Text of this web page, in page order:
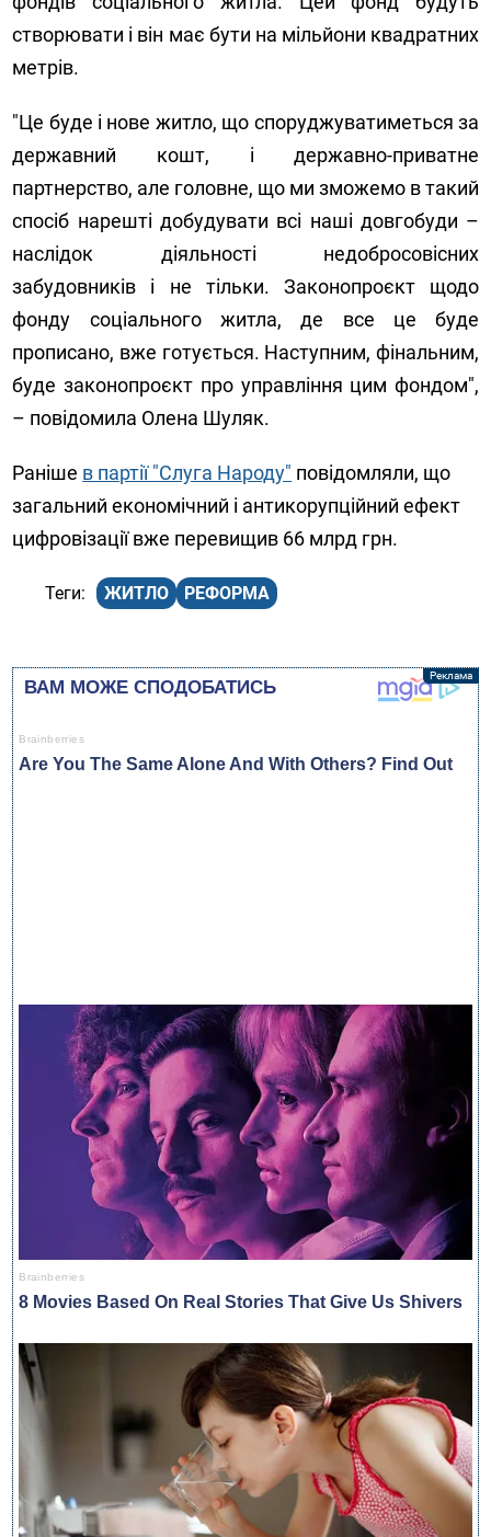
створювати і він має бути на мільйони квадратних
метрів.
"Це буде і нове житло, що споруджуватиметься за
державний кошт, і державно-приватне
партнерство, але головне, що ми зможемо в такий
спосіб нарешті добудувати всі наші довгобуди –
наслідок діяльності недобросовісних
забудовників і не тільки. Законопроєкт щодо
фонду соціального житла, де все це буде
прописано, вже готується. Наступним, фінальним,
буде законопроєкт про управління цим фондом",
– повідомила Олена Шуляк.
Раніше в партії "Слуга Народу" повідомляли, що
загальний економічний і антикорупційний ефект
цифровізації вже перевищив 66 млрд грн.
ЖИТЛО РЕФОРМА